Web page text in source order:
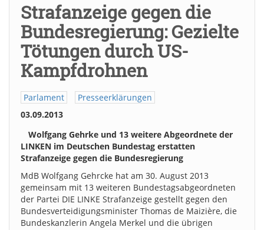
Strafanzeige gegen die
Bundesregierung: Gezielte
Tötungen durch US-
Kampfdrohnen
Parlament
Presseerklärungen
03.09.2013
Wolfgang Gehrke und 13 weitere Abgeordnete der
LINKEN im Deutschen Bundestag erstatten
Strafanzeige gegen die Bundesregierung
MdB Wolfgang Gehrcke hat am 30. August 2013
gemeinsam mit 13 weiteren Bundestagsabgeordneten
der Partei DIE LINKE Strafanzeige gestellt gegen den
Bundesverteidigungsminister Thomas de Maizière, die
Bundeskanzlerin Angela Merkel und die übrigen